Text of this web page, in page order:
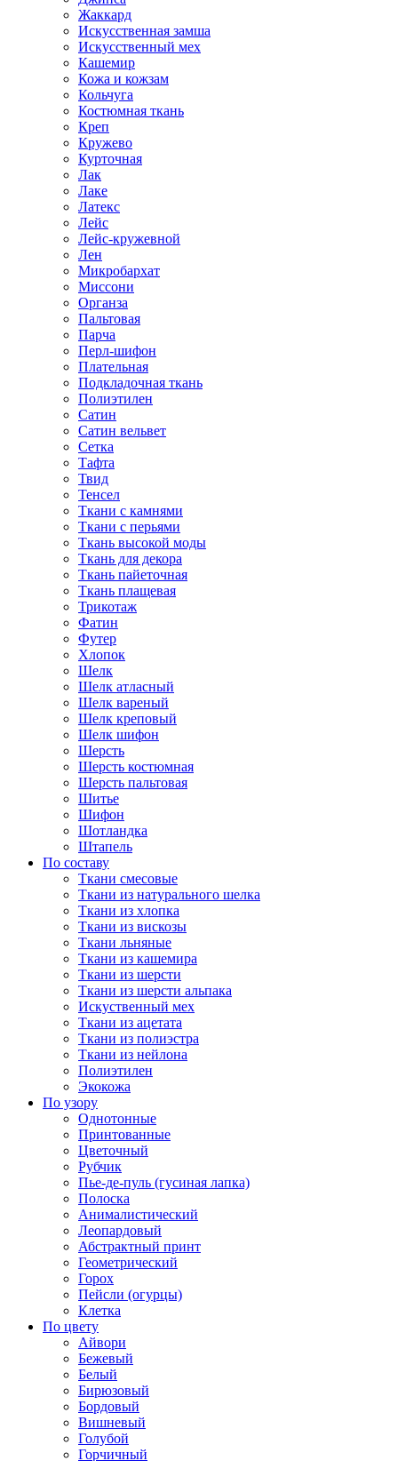
Жаккард
Искусственная замша
Искусственный мех
Кашемир
Кожа и кожзам
Кольчуга
Костюмная ткань
Креп
Кружево
Курточная
Лак
Лаке
Латекс
Лейс
Лейс-кружевной
Лен
Микробархат
Миссони
Органза
Пальтовая
Парча
Перл-шифон
Плательная
Подкладочная ткань
Полиэтилен
Сатин
Сатин вельвет
Сетка
Тафта
Твид
Тенсел
Ткани с камнями
Ткани с перьями
Ткань высокой моды
Ткань для декора
Ткань пайеточная
Ткань плащевая
Трикотаж
Фатин
Футер
Хлопок
Шелк
Шелк атласный
Шелк вареный
Шелк креповый
Шелк шифон
Шерсть
Шерсть костюмная
Шерсть пальтовая
Шитье
Шифон
Шотландка
Штапель
По составу
Ткани смесовые
Ткани из натурального шелка
Ткани из хлопка
Ткани из вискозы
Ткани льняные
Ткани из кашемира
Ткани из шерсти
Ткани из шерсти альпака
Искуственный мех
Ткани из ацетата
Ткани из полиэстра
Ткани из нейлона
Полиэтилен
Экокожа
По узору
Однотонные
Принтованные
Цветочный
Рубчик
Пье-де-пуль (гусиная лапка)
Полоска
Анималистический
Леопардовый
Абстрактный принт
Геометрический
Горох
Пейсли (огурцы)
Клетка
По цвету
Айвори
Бежевый
Белый
Бирюзовый
Бордовый
Вишневый
Голубой
Горчичный